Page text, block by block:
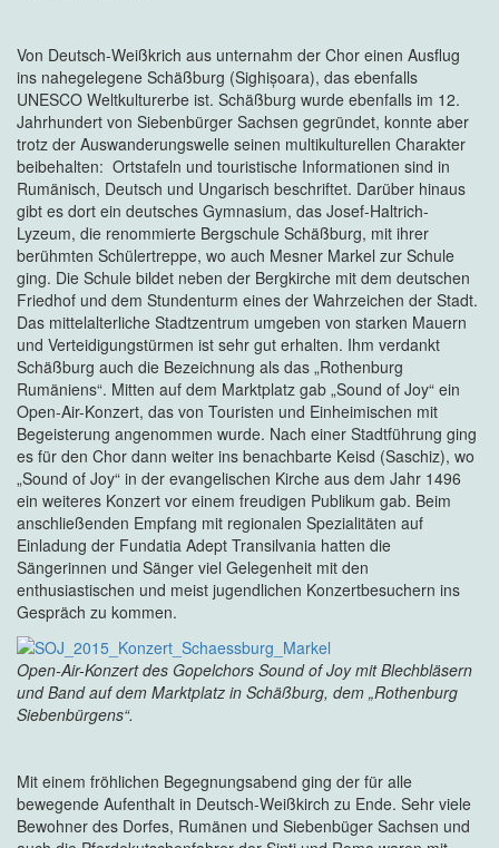
Von Deutsch-Weißkrich aus unternahm der Chor einen Ausflug
ins nahegelegene Schäßburg (Sighișoara), das ebenfalls
UNESCO Weltkulturerbe ist. Schäßburg wurde ebenfalls im 12.
Jahrhundert von Siebenbürger Sachsen gegründet, konnte aber
trotz der Auswanderungswelle seinen multikulturellen Charakter
beibehalten: Ortstafeln und touristische Informationen sind in
Rumänisch, Deutsch und Ungarisch beschriftet. Darüber hinaus
gibt es dort ein deutsches Gymnasium, das Josef-Haltrich-
Lyzeum, die renommierte Bergschule Schäßburg, mit ihrer
berühmten Schülertreppe, wo auch Mesner Markel zur Schule
ging. Die Schule bildet neben der Bergkirche mit dem deutschen
Friedhof und dem Stundenturm eines der Wahrzeichen der Stadt.
Das mittelalterliche Stadtzentrum umgeben von starken Mauern
und Verteidigungstürmen ist sehr gut erhalten. Ihm verdankt
Schäßburg auch die Bezeichnung als das „Rothenburg
Rumäniens“. Mitten auf dem Marktplatz gab „Sound of Joy“ ein
Open-Air-Konzert, das von Touristen und Einheimischen mit
Begeisterung angenommen wurde. Nach einer Stadtführung ging
es für den Chor dann weiter ins benachbarte Keisd (Saschiz), wo
„Sound of Joy“ in der evangelischen Kirche aus dem Jahr 1496
ein weiteres Konzert vor einem freudigen Publikum gab. Beim
anschließenden Empfang mit regionalen Spezialitäten auf
Einladung der Fundatia Adept Transilvania hatten die
Sängerinnen und Sänger viel Gelegenheit mit den
enthusiastischen und meist jugendlichen Konzertbesuchern ins
Gespräch zu kommen.
Open-Air-Konzert des Gopelchors Sound of Joy mit Blechbläsern
und Band auf dem Marktplatz in Schäßburg, dem „Rothenburg
Siebenbürgens“.
Mit einem fröhlichen Begegnungsabend ging der für alle
bewegende Aufenthalt in Deutsch-Weißkirch zu Ende. Sehr viele
Bewohner des Dorfes, Rumänen und Siebenbüger Sachsen und